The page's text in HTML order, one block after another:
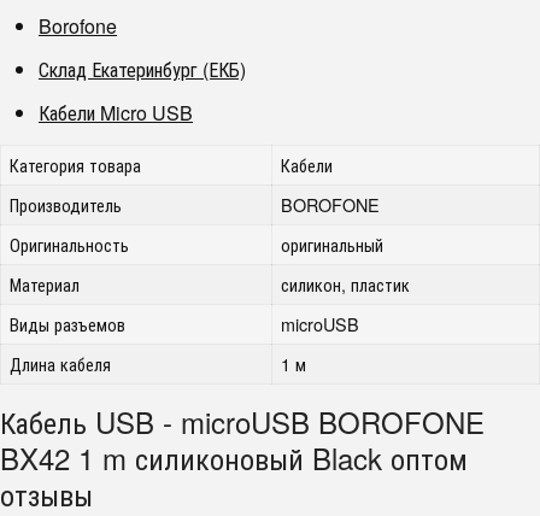
Borofone
Склад Екатеринбург (ЕКБ)
Кабели Micro USB
Категория товара
Кабели
Производитель
BOROFONE
Оригинальность
оригинальный
Материал
силикон, пластик
Виды разъемов
microUSB
Длина кабеля
1 м
Кабель USB - microUSB BOROFONE
BX42 1 m силиконовый Black оптом
отзывы